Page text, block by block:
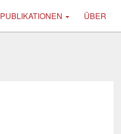
PUBLIKATIONEN ÜBER